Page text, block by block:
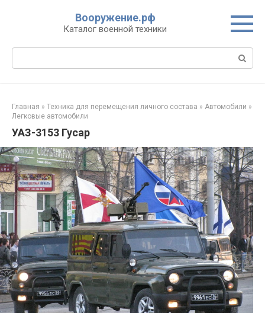
Вооружение.рф
Каталог военной техники
Поиск:
Главная » Техника для перемещения личного состава » Автомобили »
Легковые автомобили
УАЗ-3153 Гусар